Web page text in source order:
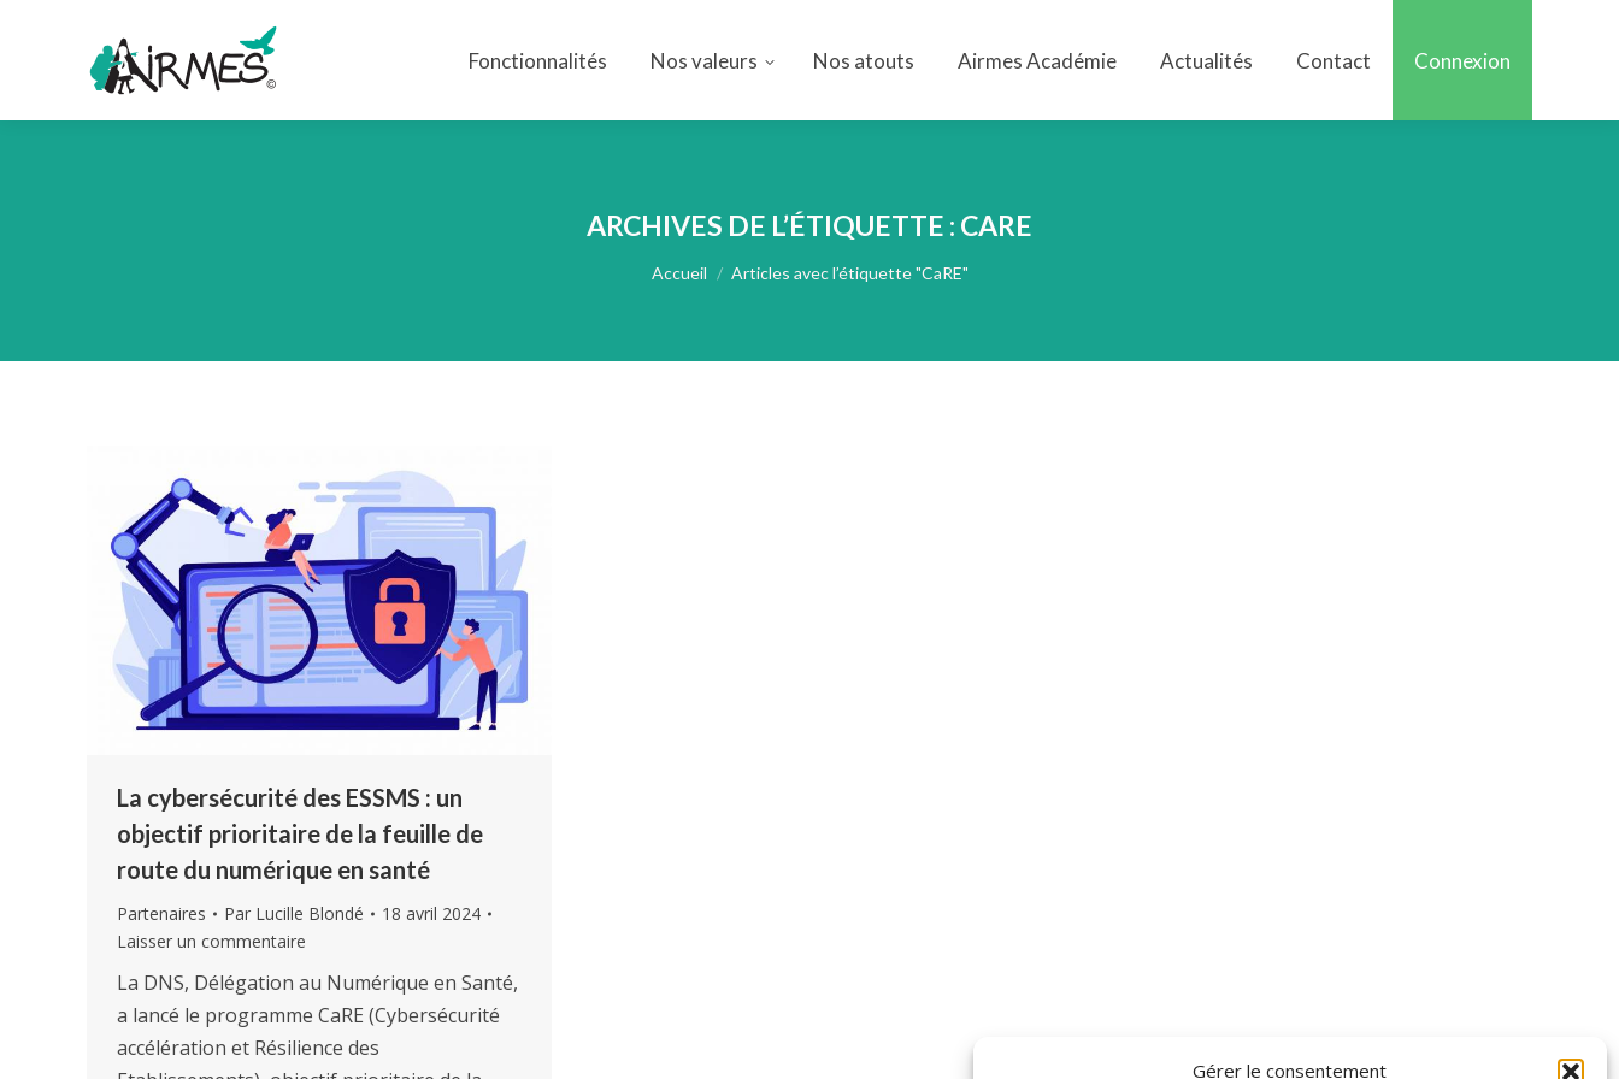
Gérer le consentement
Fonctionnalités Nos valeurs Nos atouts Airmes Académie Actualités Contact Connexion
ARCHIVES DE L’ÉTIQUETTE : CARE
Vous êtes ici :
Accueil Articles avec l’étiquette "CaRE"
La cybersécurité des ESSMS : un
objectif prioritaire de la feuille de
route du numérique en santé
Partenaires Par Lucille Blondé
18 avril 2024
Laisser un commentaire
La DNS, Délégation au Numérique en Santé,
a lancé le programme CaRE (Cybersécurité
accélération et Résilience des